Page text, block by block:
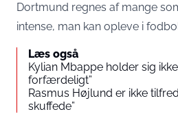
Dortmund regnes af mange
intense, man kan opleve i
Læs også
Kylian Mbappe holder sig
forfærdeligt”
Rasmus Højlund er ikke
skuffede”